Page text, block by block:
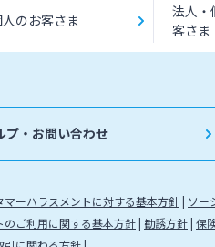
のお客さま
法人・
客さま
プ・お問い合わせ
マーハラスメントに対する基本方針 ソー
のご利用に関する基本方針 勧誘方針 保